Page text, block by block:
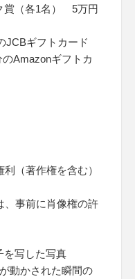
賞（各1名） 5万円
ギフトカード
Amazonギフトカ
（著作権を含む）
事前に肖像権の許
を写した写真
動かされた瞬間の